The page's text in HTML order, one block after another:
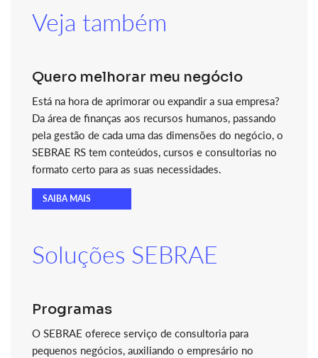
Veja também
Quero melhorar meu negócio
Está na hora de aprimorar ou expandir a sua empresa?
Da área de finanças aos recursos humanos, passando
pela gestão de cada uma das dimensões do negócio, o
SEBRAE RS tem conteúdos, cursos e consultorias no
formato certo para as suas necessidades.
SAIBA MAIS
Soluções SEBRAE
Programas
O SEBRAE oferece serviço de consultoria para
pequenos negócios, auxiliando o empresário no